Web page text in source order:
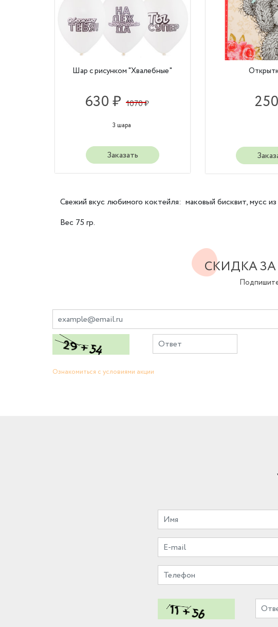
Шар с рисунком "Хвалебные"
630 ₽ 1070 ₽
3 шара
Заказать
Свежий вкус любимого коктейля: маковый бисквит, мусс
Вес 75 гр.
СКИДКА
Ознакомиться с условиями акции